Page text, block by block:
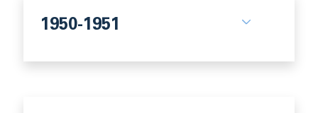
1950-1951